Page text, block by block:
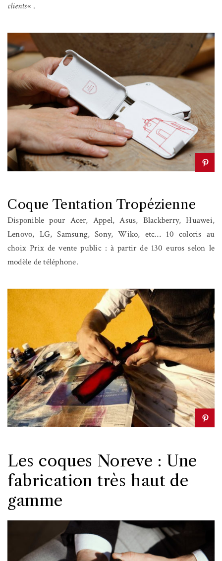
clients« .
Coque Tentation Tropézienne
Disponible pour Acer, Appel, Asus, Blackberry, Huawei,
Lenovo, LG, Samsung, Sony, Wiko, etc… 10 coloris au
choix Prix de vente public : à partir de 130 euros selon le
modèle de téléphone.
Les coques Noreve : Une
fabrication très haut de
gamme